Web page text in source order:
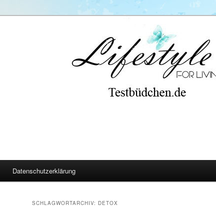
Datenschutzerklärung
SCHLAGWORTARCHIV: DETOX